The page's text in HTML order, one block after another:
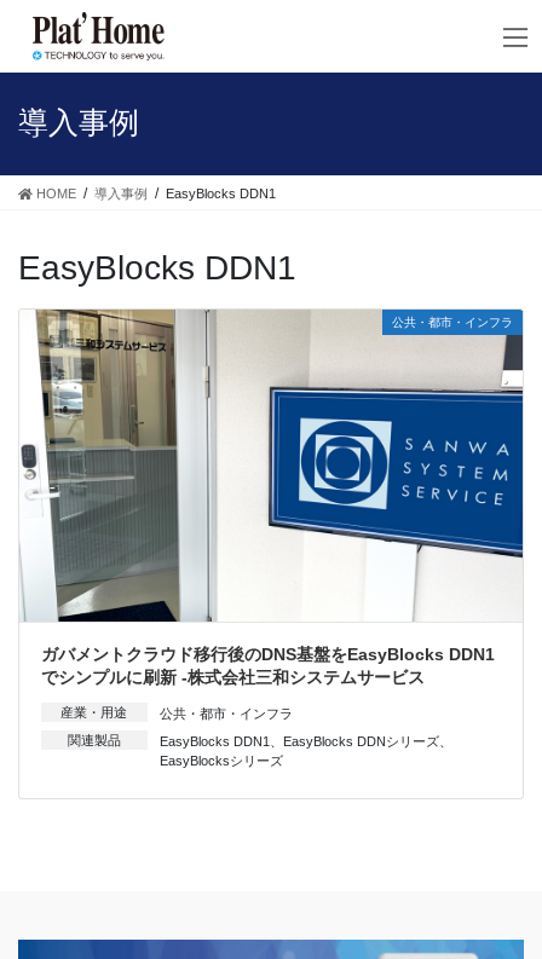
導入事例
HOME 導入事例 EasyBlocks DDN1
EasyBlocks DDN1
公共・都市・インフラ
ガバメントクラウド移行後のDNS基盤をEasyBlocks DDN1
でシンプルに刷新 -株式会社三和システムサービス
産業・用途
公共・都市・インフラ
関連製品
EasyBlocks DDN1 EasyBlocks DDNシリーズ、
EasyBlocksシリーズ